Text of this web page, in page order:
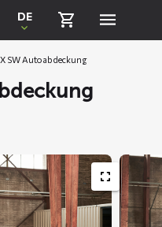
DE
SW Autoabdeckung